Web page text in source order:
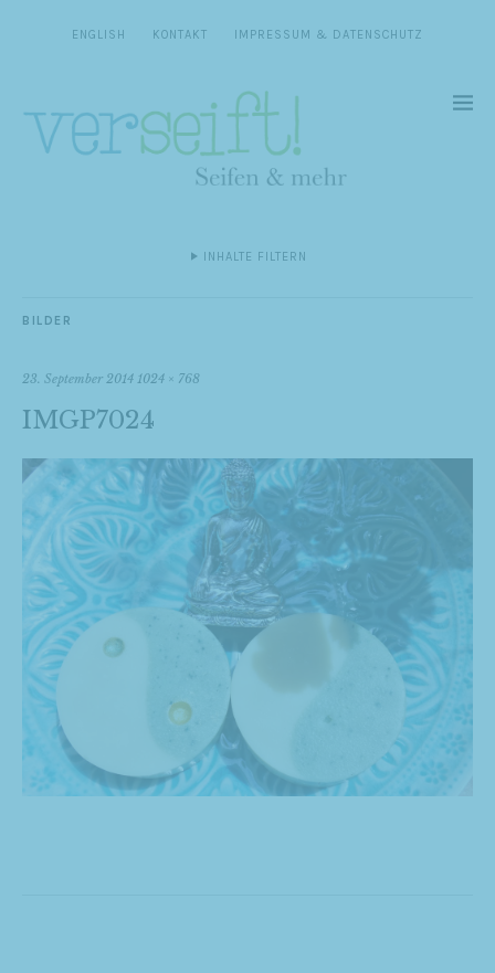
ENGLISH KONTAKT IMPRESSUM & DATENSCHUTZ
INHALTE FILTERN
BILDER
23. September 2014 1024 × 768
IMGP7024